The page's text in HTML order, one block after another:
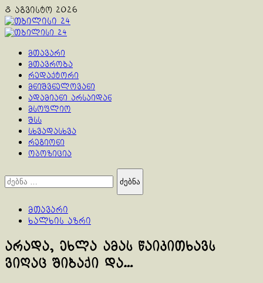
Skip
to
content
8 აგვისტო 2026
Primary
მთავარი
მთავრობა
რედაქტორი
მნიშვნელოვანი
ადამიანი არსაიდან
მსოფლიო
შსს
სხვადასხვა
რეგიონი
ოპოზიცია
ძებნა:
მთავარი
ხალხის აზრი
არადა, ეხლა ამას წაიკითხავს
ვიღაც შიბაქი და…